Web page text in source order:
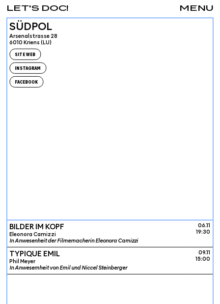
MENU
LET'S DOC!
SÜDPOL
Arsenalstrasse 28
6010 Kriens (LU)
SITE WEB
INSTAGRAM
FACEBOOK
BILDER IM KOPF
Eleonora Camizzi
In Anwesenheit der Filmemacherin Eleonora Camizzi
06.11
19:30
TYPIQUE EMIL
Phil Meyer
In Anwesemheit von Emil und Niccel Steinberger
09.11
15:00